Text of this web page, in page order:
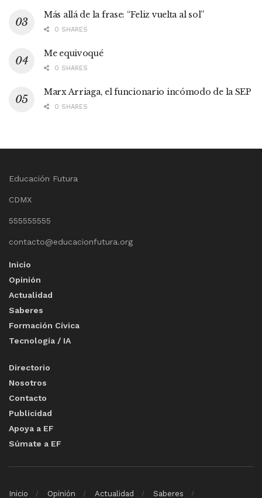
Más allá de la frase: “Feliz vuelta al sol”
0 SHARES
Me equivoqué
0 SHARES
Marx Arriaga, el funcionario incómodo de la SEP
0 SHARES
Educación Futura
CDMX
555555555
contacto@educacionfutura.org
Inicio
Opinión
Actualidad
Saberes
Formación Cívica
Tecnología / IA
Directorio
Nosotros
Contacto
Publicidad
Apoya a EF
Súmate a EF
Inicio Opinión Actualidad Saberes